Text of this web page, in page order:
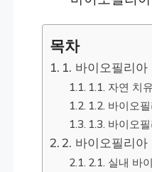
목차
1. 바이오필리아
1.1. 자연 치
1.2. 바이오
1.3. 바이오
2. 바이오필리아
2.1. 실내 바